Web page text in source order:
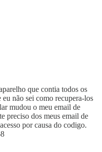
que contia todos os
não sei como recupera-los
mudou o meu email de
preciso dos meus email de
por causa do codigo.